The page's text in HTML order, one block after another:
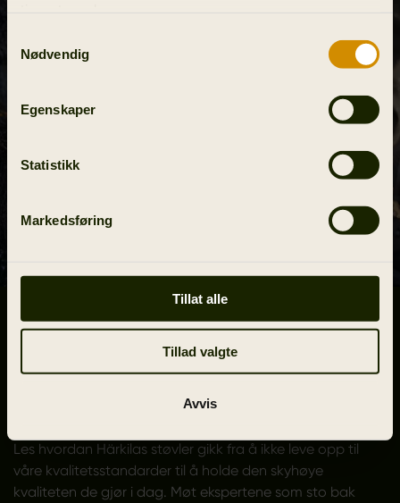
Nødvendig
Egenskaper
Statistikk
Markedsføring
Tillat alle
Tillad valgte
Avvis
The story:
HISTORIEN BAK
OPPGRADERINGEN – SLIK
GJORDE VI DET
Les hvordan Härkilas støvler gikk fra å ikke leve opp til
våre kvalitetsstandarder til å holde den skyhøye
kvaliteten de gjør i dag. Møt ekspertene som sto bak